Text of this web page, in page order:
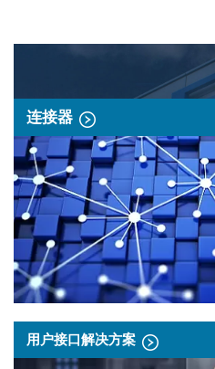
连接器
用户接口解决方案